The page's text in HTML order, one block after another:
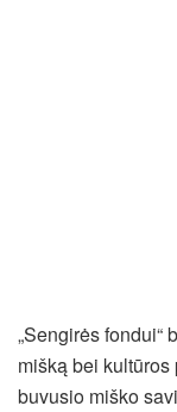
„Sengirės fondui“
mišką bei
buvusio miško